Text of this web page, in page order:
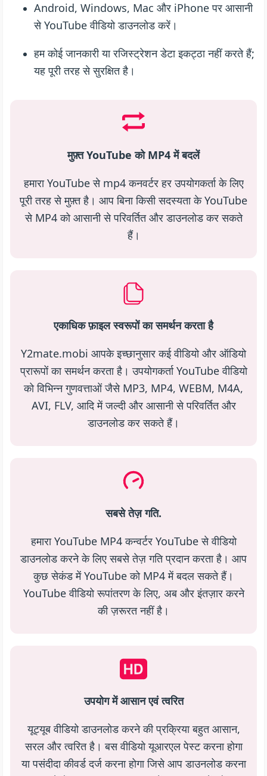
Android, Windows, Mac और iPhone पर आसानी
से YouTube वीडियो डाउनलोड करें।
हम कोई जानकारी या रजिस्ट्रेशन डेटा इकट्ठा नहीं करते हैं;
यह पूरी तरह से सुरक्षित है।
मुफ़्त YouTube को MP4 में बदलें
हमारा YouTube से mp4 कनवर्टर हर उपयोगकर्ता के लिए
पूरी तरह से मुफ़्त है। आप बिना किसी सदस्यता के YouTube
से MP4 को आसानी से परिवर्तित और डाउनलोड कर सकते
हैं।
एकाधिक फ़ाइल स्वरूपों का समर्थन करता है
Y2mate.mobi आपके इच्छानुसार कई वीडियो और ऑडियो
प्रारूपों का समर्थन करता है। उपयोगकर्ता YouTube वीडियो
को विभिन्न गुणवत्ताओं जैसे MP3, MP4, WEBM, M4A,
AVI, FLV, आदि में जल्दी और आसानी से परिवर्तित और
डाउनलोड कर सकते हैं।
सबसे तेज़ गति.
हमारा YouTube MP4 कन्वर्टर YouTube से वीडियो
डाउनलोड करने के लिए सबसे तेज़ गति प्रदान करता है। आप
कुछ सेकंड में YouTube को MP4 में बदल सकते हैं।
YouTube वीडियो रूपांतरण के लिए, अब और इंतज़ार करने
की ज़रूरत नहीं है।
उपयोग में आसान एवं त्वरित
यूट्यूब वीडियो डाउनलोड करने की प्रक्रिया बहुत आसान,
सरल और त्वरित है। बस वीडियो यूआरएल पेस्ट करना होगा
या पसंदीदा कीवर्ड दर्ज करना होगा जिसे आप डाउनलोड करना